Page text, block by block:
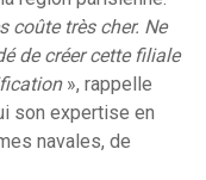
coûte très cher. Ne
de créer cette filiale
», rappelle
son expertise en
navales, de